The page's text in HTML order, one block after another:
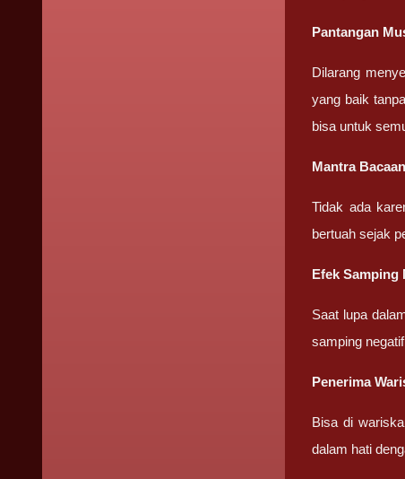
Pantangan
Dilarang
yang baik
bisa untuk
Mantra
Tidak ada
bertuah sejak
Efek Samping
Saat lupa
samping
Penerima
Bisa di
dalam hati